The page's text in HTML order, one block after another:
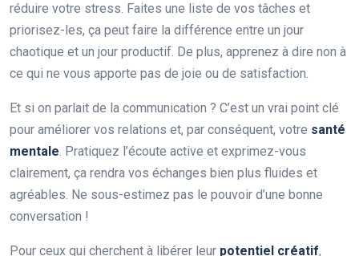
réduire votre stress. Faites une liste de vos tâches et
priorisez-les, ça peut faire la différence entre un jour
chaotique et un jour productif. De plus, apprenez à dire non à
ce qui ne vous apporte pas de joie ou de satisfaction.
Et si on parlait de la communication ? C’est un vrai point clé
pour améliorer vos relations et, par conséquent, votre santé
mentale. Pratiquez l’écoute active et exprimez-vous
clairement, ça rendra vos échanges bien plus fluides et
agréables. Ne sous-estimez pas le pouvoir d’une bonne
conversation !
Pour ceux qui cherchent à libérer leur potentiel créatif,